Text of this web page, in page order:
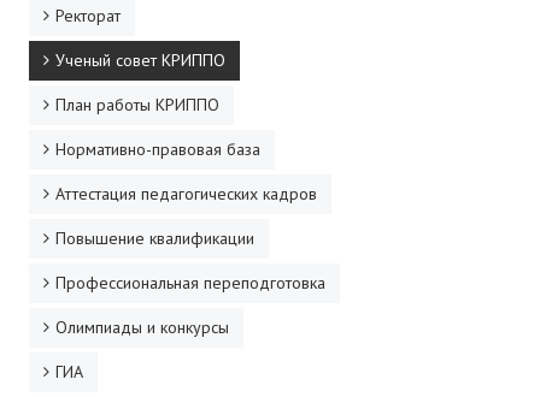
Ректорат
Ученый совет КРИППО
План работы КРИППО
Нормативно-правовая база
Аттестация педагогических кадров
Повышение квалификации
Профессиональная переподготовка
Олимпиады и конкурсы
ГИА